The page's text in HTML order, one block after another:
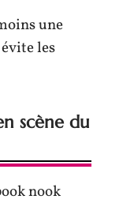
une
les
scène du
nook